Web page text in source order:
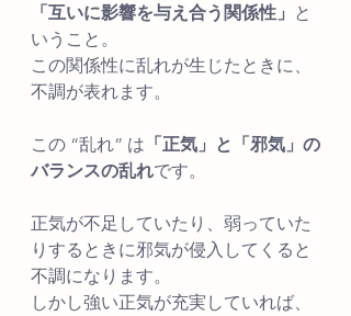
「互いに影響を与え合う関係性」 と
いうこと。
この関係性に乱れが生じたときに、
不調が表れます。
この “乱れ” は 「正気」と「邪気」の
バランスの乱れです。
正気が不足していたり、弱っていた
りするときに邪気が侵入してくると
不調になります。
しかし強い正気が充実していれば、